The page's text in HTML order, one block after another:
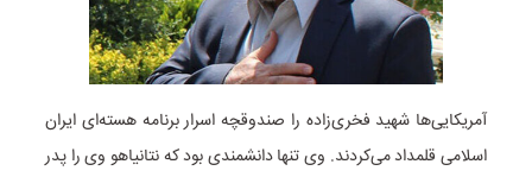
آمریکایی‌ها شهید فخری‌زاده را صندوقچه اسرار برنامه هسته‌ای ایران
اسلامی قلمداد می‌کردند. وی تنها دانشمندی بود که نتانیاهو وی را پدر